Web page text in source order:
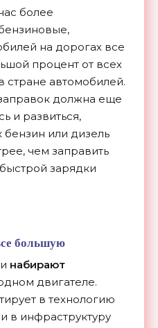
более
на дорогах все
процент от всех
стране автомобилей.
должна еще
и развиться,
бензин или дизель
чем заправить
зарядки
большую
набирают
двигателе.
в технологию
в инфраструктуру